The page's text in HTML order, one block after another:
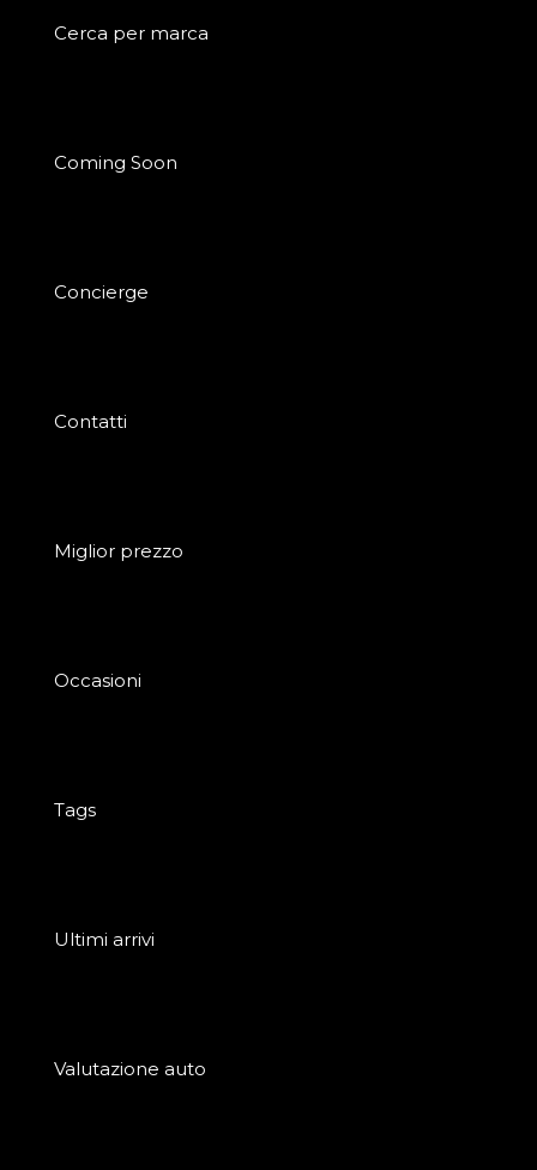
Cerca per marca
Coming Soon
Concierge
Contatti
Miglior prezzo
Occasioni
Tags
Ultimi arrivi
Valutazione auto